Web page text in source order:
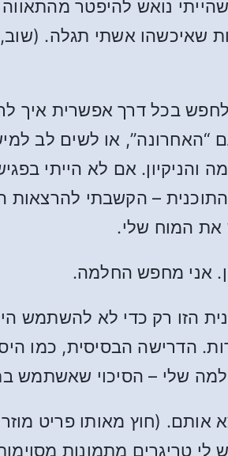
נואש להיפטר
שאיכשהו אשתי תגלה.
בכל דרך אפשרית איך
או לשים לב
אם לא הייתי
– הקשבתי
אני מחפש החלמה.
הזו רק כדי לא להשתמש
הדרישה הבסיסית, כמו
שלי – הסיכוי שאשתמש
אותם. (חוץ מאותו פריט
טריגרים מתמונות